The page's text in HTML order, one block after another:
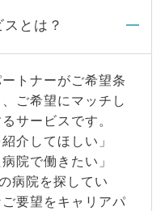
とは？
トナーがご希望条
ご希望にマッチし
サービスです。
介してほしい」
院で働きたい」
病院を探してい
要望をキャリアパ